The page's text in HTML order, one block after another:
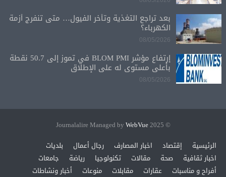
بعد تراجع التغذية وتأخر الفيول… متى تنفرج أزمة
الكهرباء؟
08/05/2026
إرتفاع مؤشر BLOM PMI في تموز إلى 50.7 نقطة
بأعلى مستوى له على الإطلاق
08/05/2026
© 2025 Journalalire Managed by
WebVue
الرئيسية
إقتصاد اخبار المصارف رجال أعمال
بلديات
اخبار ثقافية
صحة مقالات تكنولوجيا رياضة
جامعات
أفراح و مناسبات
عقارات مقابلات منوعات
أخبار ونشاطات